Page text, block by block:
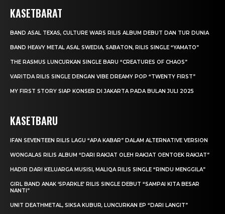
KASETBARAT
BAND ASAL TEXAS, CULTURE WARS RILIS ALBUM DEBUT DAN TUR DUNIA
BAND HEAVY METAL ASAL SWEDIA, SABATON, RILIS SINGLE “YAMATO”
THE RASMUS LUNCURKAN SINGLE BARU “CREATURES OF CHAOS”
VARITDA RILIS SINGLE DENGAN VIBE DREAMY POP “TWENTY FIRST”
MY FIRST STORY SIAP KONSER DI JAKARTA PADA BULAN JULI 2025
KASETBARU
IFAN SEVENTEEN RILIS LAGU “APA KABAR” DALAM ALTERNATIVE VERSION
WONGALAS RILIS ALBUM “DARI RAKJAT OLEH RAKJAT OENTOEK RAKJAT”
HADIR DARI KELUARGA MUSISI, MALIQA RILIS SINGLE “RINDU MENGGILA”
GIRL BAND ANAK ‘SPARKLE’ RILIS SINGLE DEBUT “SAMPAI KITA BESAR
NANTI”
UNIT DEATHMETAL, SIKSA KUBUR, LUNCURKAN EP “DARI LANGIT”